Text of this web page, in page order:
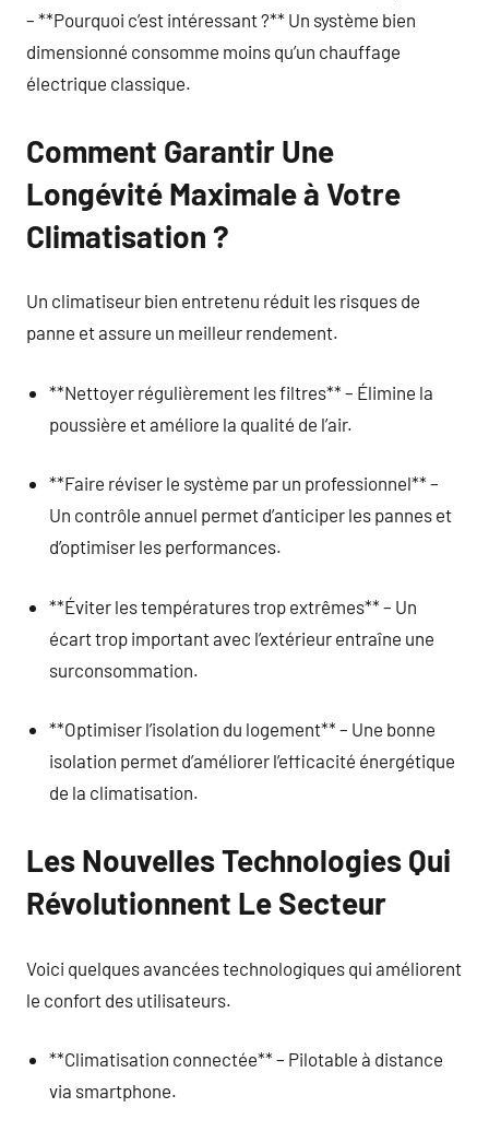
– **Pourquoi c’est intéressant ?** Un système bien
dimensionné consomme moins qu’un chauffage
électrique classique.
Comment Garantir Une
Longévité Maximale à Votre
Climatisation ?
Un climatiseur bien entretenu réduit les risques de
panne et assure un meilleur rendement.
**Nettoyer régulièrement les filtres** – Élimine la
poussière et améliore la qualité de l’air.
**Faire réviser le système par un professionnel** –
Un contrôle annuel permet d’anticiper les pannes et
d’optimiser les performances.
**Éviter les températures trop extrêmes** – Un
écart trop important avec l’extérieur entraîne une
surconsommation.
**Optimiser l’isolation du logement** – Une bonne
isolation permet d’améliorer l’efficacité énergétique
de la climatisation.
Les Nouvelles Technologies Qui
Révolutionnent Le Secteur
Voici quelques avancées technologiques qui améliorent
le confort des utilisateurs.
**Climatisation connectée** – Pilotable à distance
via smartphone.